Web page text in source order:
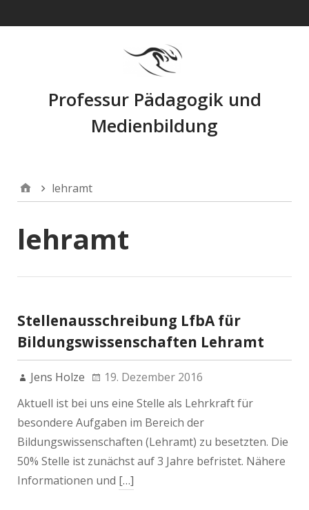
Professur Pädagogik und
Medienbildung
lehramt
lehramt
Stellenausschreibung LfbA für
Bildungswissenschaften Lehramt
Jens Holze
19. Dezember 2016
Aktuell ist bei uns eine Stelle als Lehrkraft für
besondere Aufgaben im Bereich der
Bildungswissenschaften (Lehramt) zu besetzten. Die
50% Stelle ist zunächst auf 3 Jahre befristet. Nähere
Informationen und […]